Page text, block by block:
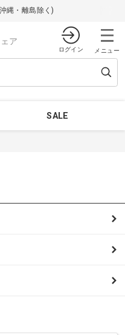
縄・離島除く)
ア
ログイン メニュー
SALE